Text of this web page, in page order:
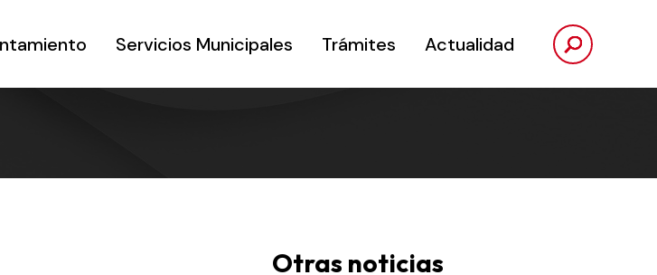
Servicios Municipales Trámites Actualidad
Otras noticias